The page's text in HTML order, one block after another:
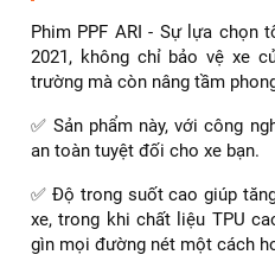
Phim PPF ARI - Sự lựa chọn
2021, không chỉ bảo vệ xe
trường mà còn nâng tầm
✅ Sản phẩm này, với công
an toàn tuyệt đối cho xe bạn.
✅ Độ trong suốt cao giúp
xe, trong khi chất liệu TPU
gìn mọi đường nét một cách